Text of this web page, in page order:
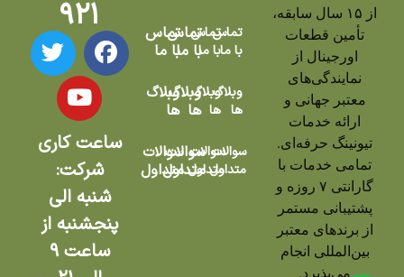
از ۱۵ سال سابقه،
تأمین قطعات
اورجینال از
نمایندگی‌های
معتبر جهانی و
ارائه خدمات
تیونینگ حرفه‌ای.
تمامی خدمات با
گارانتی ۷ روزه و
پشتیبانی مستمر
از برندهای معتبر
بین‌المللی انجام
می‌پذیرد.
تماس
با ما
وبلاگ
ها
سوالات
متداول
تماس
با ما
وبلاگ
ها
سوالات
متداول
تماس
با ما
وبلاگ
ها
سوالات
متداول
تماس
با ما
وبلاگ
ها
سوالات
متداول
۹۲۱
ساعت کاری
شرکت:
شنبه الی
پنجشنبه از
ساعت ۹